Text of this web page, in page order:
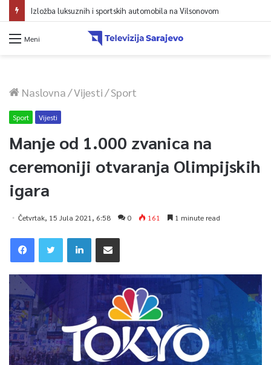
Izložba luksuznih i sportskih automobila na Vilsonovom
Meni
Naslovna/Vijesti/Sport
Sport Vijesti
Manje od 1.000 zvanica na
ceremoniji otvaranja Olimpijskih
igara
Četvrtak, 15 Jula 2021, 6:58 0 161 1 minute read